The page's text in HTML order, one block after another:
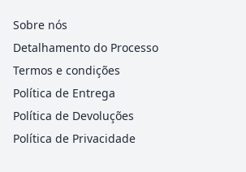
Sobre nós
Detalhamento do Processo
Termos e condições
Política de Entrega
Política de Devoluções
Política de Privacidade